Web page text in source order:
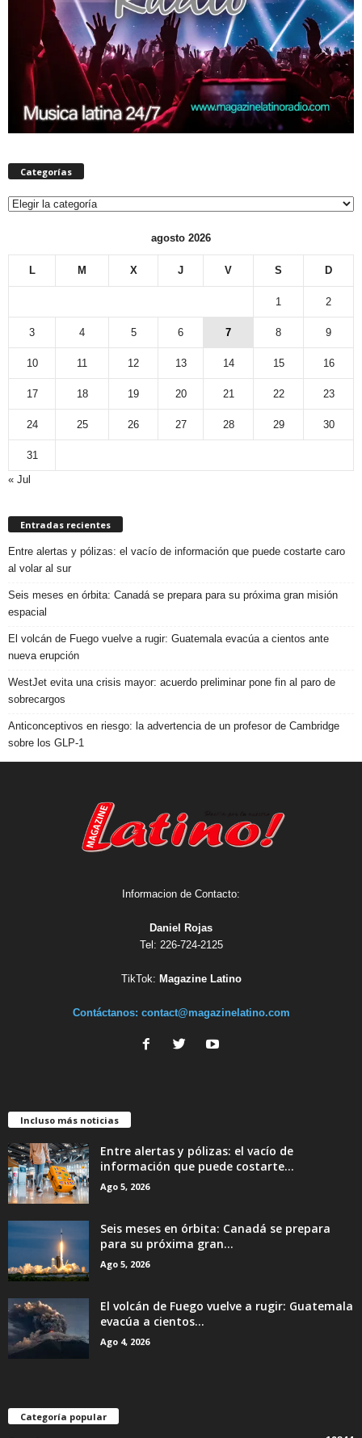
Categorías
Categorías
agosto 2026
L M X J V S D
1 2
3 4 5 6 7 8 9
10 11 12 13 14 15 16
17 18 19 20 21 22 23
24 25 26 27 28 29 30
31
« Jul
Entradas recientes
Entre alertas y pólizas: el vacío de información que puede costarte caro
al volar al sur
Seis meses en órbita: Canadá se prepara para su próxima gran misión
espacial
El volcán de Fuego vuelve a rugir: Guatemala evacúa a cientos ante
nueva erupción
WestJet evita una crisis mayor: acuerdo preliminar pone fin al paro de
sobrecargos
Anticonceptivos en riesgo: la advertencia de un profesor de Cambridge
sobre los GLP-1
Informacion de Contacto:
Daniel Rojas
Tel: 226-724-2125
TikTok: Magazine Latino
Contáctanos: contact@magazinelatino.com
Incluso más noticias
Entre alertas y pólizas: el vacío de
información que puede costarte...
Ago 5, 2026
Seis meses en órbita: Canadá se prepara
para su próxima gran...
Ago 5, 2026
El volcán de Fuego vuelve a rugir: Guatemala
evacúa a cientos...
Ago 4, 2026
Categoría popular